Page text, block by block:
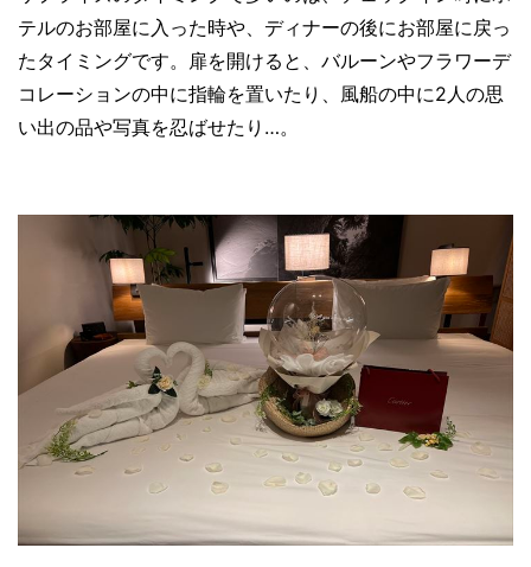
テルのお部屋に入った時や、ディナーの後にお部屋に戻っ
たタイミングです。扉を開けると、バルーンやフラワーデ
コレーションの中に指輪を置いたり、風船の中に2人の思
い出の品や写真を忍ばせたり…。